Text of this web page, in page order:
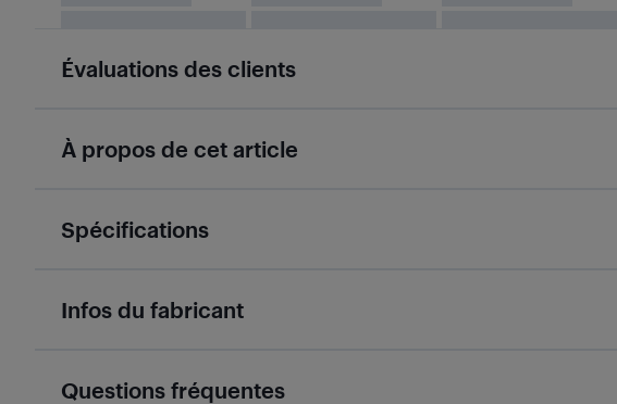
Évaluations des clients
À propos de cet article
Spécifications
Infos du fabricant
Questions fréquentes